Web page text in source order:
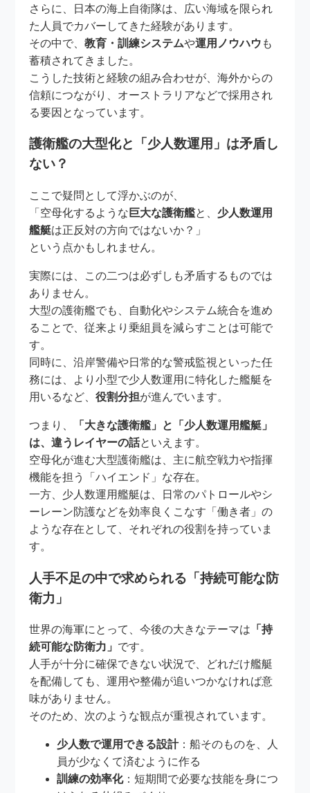
さらに、日本の海上自衛隊は、広い海域を限られ
た人員でカバーしてきた経験があります。
その中で、教育・訓練システムや運用ノウハウ も
蓄積されてきました。
こうした技術と経験の組み合わせが、海外からの
信頼につながり、オーストラリアなどで採用され
る要因となっています。
護衛艦の大型化と「少人数運用」は矛盾し
ない？
ここで疑問として浮かぶのが、
「空母化するような 巨大な護衛艦と、 少人数運用
艦艇は正反対の方向ではないか？」
という点かもしれません。
実際には、この二つは必ずしも矛盾するものでは
ありません。
大型の護衛艦でも、自動化やシステム統合を進め
ることで、従来より乗組員を減らすことは可能で
す。
同時に、沿岸警備や日常的な警戒監視といった任
務には、より小型で少人数運用に特化した艦艇を
用いるなど、役割分担が進んでいます。
つまり、
「大きな護衛艦」と「少人数運用艦艇」
は、違うレイヤーの話といえます。
空母化が進む大型護衛艦は、主に航空戦力や指揮
機能を担う「ハイエンド」な存在。
一方、少人数運用艦艇は、日常のパトロールやシ
ーレーン防護などを効率良くこなす「働き者」の
ような存在として、それぞれの役割を持っていま
す。
人手不足の中で求められる「持続可能な防
衛力」
世界の海軍にとって、今後の大きなテーマは 「持
続可能な防衛力」 です。
人手が十分に確保できない状況で、どれだけ艦艇
を配備しても、運用や整備が追いつかなければ意
味がありません。
そのため、次のような観点が重視されています。
少人数で運用できる設計：船そのものを、人
員が少なくて済むように作る
訓練の効率化：短期間で必要な技能を身につ